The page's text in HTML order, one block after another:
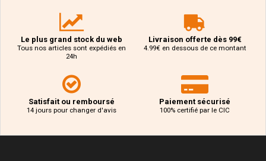
Le plus grand stock du web
Tous nos articles sont expédiés en
24h
Livraison offerte dès 99€
4.99€ en dessous de ce montant
Satisfait ou remboursé
14 jours pour changer d'avis
Paiement sécurisé
100% certifié par le CIC